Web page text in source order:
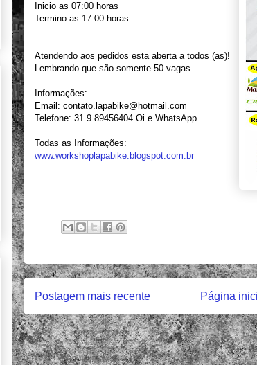
Inicio as 07:00 horas
Termino as 17:00 horas
Atendendo aos pedidos esta aberta a todos (as)!
Lembrando que são somente 50 vagas.
Informações:
Email: contato.lapabike@hotmail.com
Telefone: 31 9 89456404 Oi e WhatsApp
Todas as Informações:
www.workshoplapabike.blogspot.com.br
Postagem mais recente Página